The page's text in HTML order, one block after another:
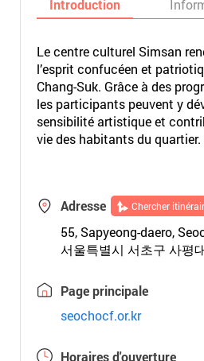
Introduction
Le centre culturel Simsan
l’esprit confucéen et
Chang-Suk. Grâce à des
les participants peuvent y
sensibilité artistique et
vie des habitants du quartier.
Adresse Chercher
55, Sapyeong-daero,
서울특별시 서초구 사평
Page principale
seochocf.or.kr
Horaires d'ouverture